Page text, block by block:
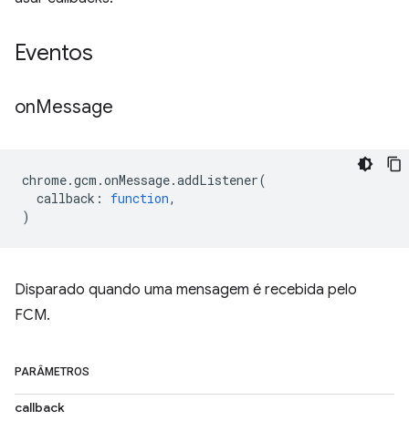
Eventos
onMessage
chrome.gcm .onMessage.addListener(
callback : function,
)
Disparado quando uma mensagem é recebida pelo
FCM.
PARÂMETROS
callback